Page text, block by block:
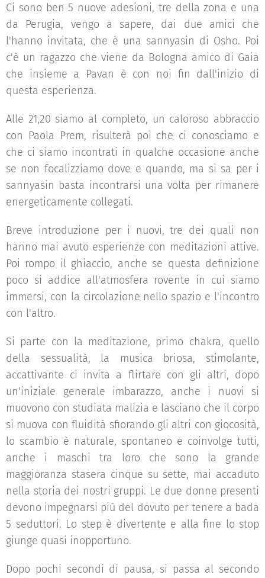
Ci sono ben 5 nuove adesioni, tre della zona e una
da Perugia, vengo a sapere, dai due amici che
l'hanno invitata, che è una sannyasin di Osho. Poi
c'è un ragazzo che viene da Bologna amico di Gaia
che insieme a Pavan è con noi fin dall'inizio di
questa esperienza.
Alle 21,20 siamo al completo, un caloroso abbraccio
con Paola Prem, risulterà poi che ci conosciamo e
che ci siamo incontrati in qualche occasione anche
se non focalizziamo dove e quando, ma si sa per i
sannyasin basta incontrarsi una volta per rimanere
energeticamente collegati.
Breve introduzione per i nuovi, tre dei quali non
hanno mai avuto esperienze con meditazioni attive.
Poi rompo il ghiaccio, anche se questa definizione
poco si addice all'atmosfera rovente in cui siamo
immersi, con la circolazione nello spazio e l'incontro
con l'altro.
Si parte con la meditazione, primo chakra, quello
della sessualità, la musica briosa, stimolante,
accattivante ci invita a flirtare con gli altri, dopo
un'iniziale generale imbarazzo, anche i nuovi si
muovono con studiata malizia e lasciano che il corpo
si muova con fluidità sfiorando gli altri con giocosità,
lo scambio è naturale, spontaneo e coinvolge tutti,
anche i maschi tra loro che sono la grande
maggioranza stasera cinque su sette, mai accaduto
nella storia dei nostri gruppi. Le due donne presenti
devono impegnarsi più del dovuto per tenere a bada
5 seduttori. Lo step è divertente e alla fine lo stop
giunge quasi inopportuno.
Dopo pochi secondi di pausa, si passa al secondo